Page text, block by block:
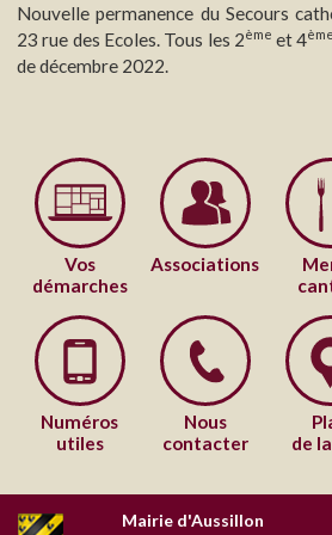
Nouvelle permanence du Secours
23 rue des Ecoles. Tous les 2ème et 4ème
de décembre 2022.
Vos
démarches
Associations
Numéros
utiles
Nous
contacter
de
Mairie d'Aussillon